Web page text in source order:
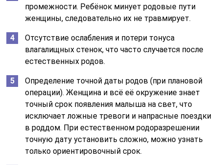
промежности. Ребёнок минует родовые пути
женщины, следовательно их не травмирует.
Отсутствие ослабления и потери тонуса
влагалищных стенок, что часто случается после
естественных родов.
Определение точной даты родов (при плановой
операции). Женщина и всё её окружение знает
точный срок появления малыша на свет, что
исключает ложные тревоги и напрасные поездки
в роддом. При естественном родоразрешении
точную дату установить сложно, можно узнать
только ориентировочный срок.